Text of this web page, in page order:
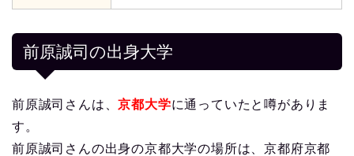
前原誠司の出身大学
前原誠司さんは、京都大学に通っていたと噂がありま
す。
前原誠司さんの出身の京都大学の場所は、京都府京都